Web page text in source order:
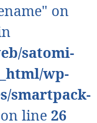
on
satomi-
wp-
smartpack-
on line 26